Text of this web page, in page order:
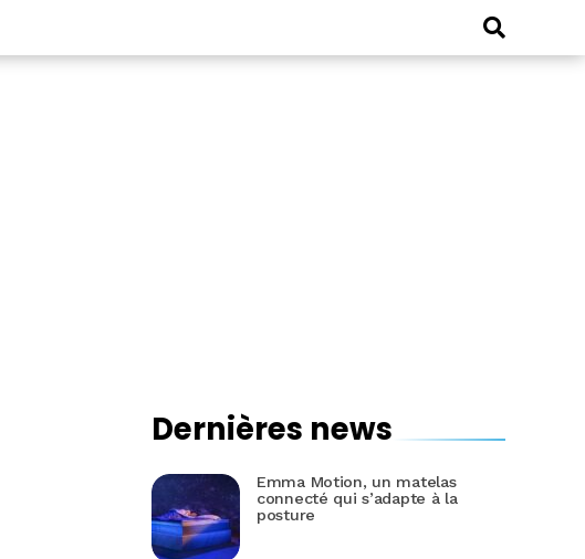
Dernières news
Emma Motion, un matelas
connecté qui s’adapte à la
posture